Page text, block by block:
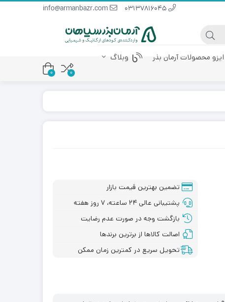
ایزو محصولات آرمان بذر وبلاگ
0
0
تضمین بهترین قیمت بازار
پشتیبانی عالی ۲۴ ساعته، ۷ روز هفته
بازگشت وجه در صورت عدم رضایت
اصالت کالاها از برترین برندها
تحویل سریع در کمترین زمان ممکن